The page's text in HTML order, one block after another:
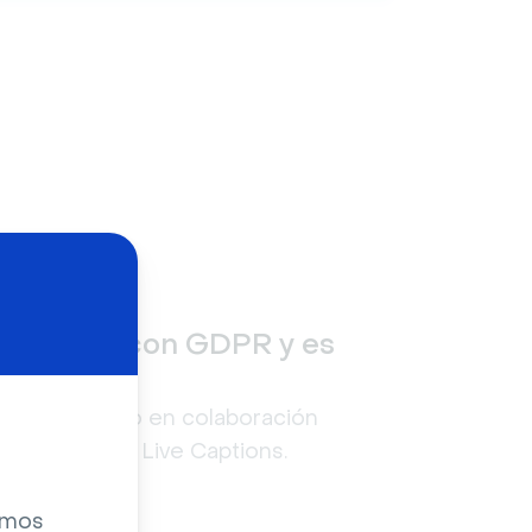
Cumple con GDPR y es
seguro
Desarrollado en colaboración
con Vonage Live Captions.